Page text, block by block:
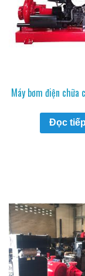
Máy bơm điện chữa
Đọc tiếp